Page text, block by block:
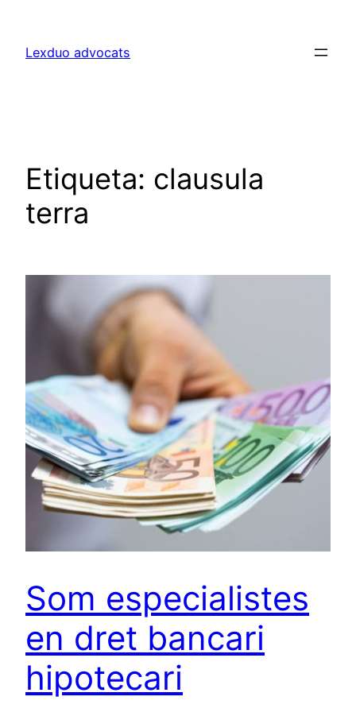
Lexduo advocats
Etiqueta: clausula
terra
Som especialistes
en dret bancari
hipotecari